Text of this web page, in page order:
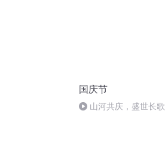
国庆节
山河共庆，盛世长歌